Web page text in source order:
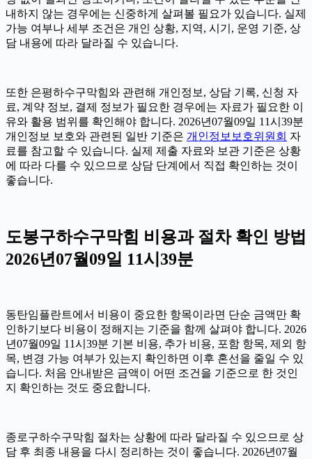
내하지 않는 경우에는 신중하게 살펴볼 필요가 있습니다. 실제
가능 여부나 세부 조건은 개인 상황, 지역, 시기, 운영 기준, 상
담 내용에 따라 달라질 수 있습니다.
또한 은평하수구막힘와 관련해 개인정보, 상담 기록, 신청 자
료, 계약 정보, 결제 정보가 필요한 경우에는 자료가 필요한 이
유와 활용 범위를 확인해야 합니다. 2026년07월09일 11시39분
개인정보 보호와 관련된 일반 기준은 개인정보보호위원회 자
료를 참고할 수 있습니다. 실제 제출 자료와 보관 기준은 상황
에 따라 다를 수 있으므로 상담 단계에서 직접 확인하는 것이
좋습니다.
도봉구하수구막힘 비용과 절차 확인 방법
2026년07월09일 11시39분
동탄임플란트에서 비용이 중요한 항목이라면 단순 금액만 확
인하기보다 비용이 정해지는 기준을 함께 살펴야 합니다. 2026
년07월09일 11시39분 기본 비용, 추가 비용, 포함 항목, 제외 항
목, 변경 가능 여부가 있는지 확인하면 이후 혼선을 줄일 수 있
습니다. 처음 안내받은 금액이 어떤 조건을 기준으로 한 것인
지 확인하는 것도 중요합니다.
종로구하수구막힘 절차는 상황에 따라 달라질 수 있으므로 상
담 후 최종 내용을 다시 정리하는 것이 좋습니다. 2026년07월